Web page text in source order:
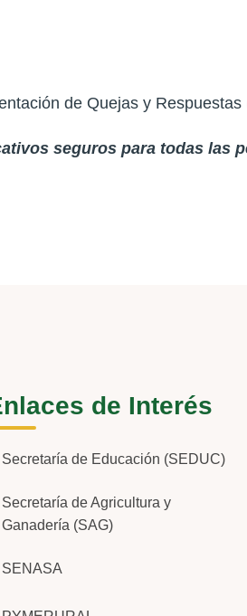
de Quejas y Respuestas
seguros para todas las
de Interés
Secretaría de Educación (SEDUC)
Secretaría de Agricultura y
Ganadería (SAG)
SENASA